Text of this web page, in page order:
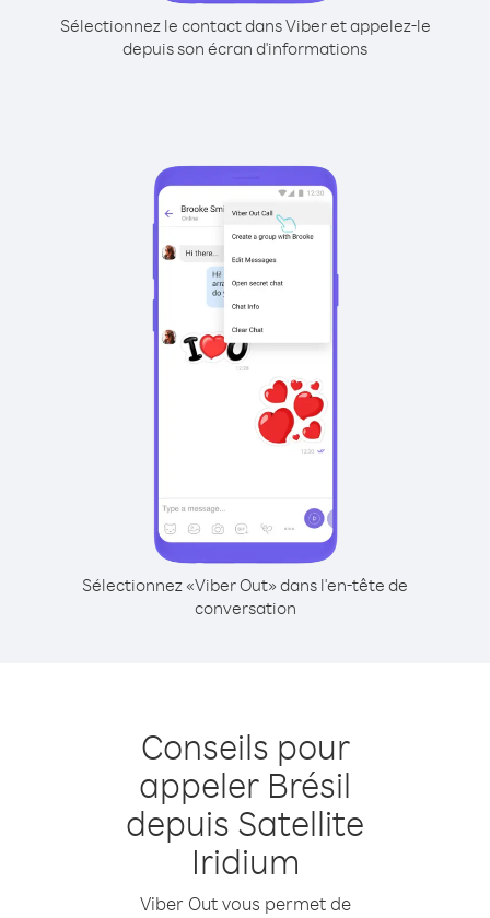
Sélectionnez le contact dans Viber et appelez-le
depuis son écran d'informations
Sélectionnez «Viber Out» dans l'en-tête de
conversation
Conseils pour
appeler Brésil
depuis Satellite
Iridium
Viber Out vous permet de